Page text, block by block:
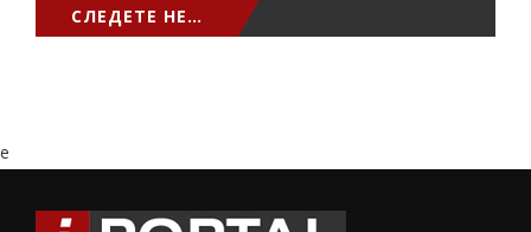
СЛЕДЕТЕ НЕ…
e